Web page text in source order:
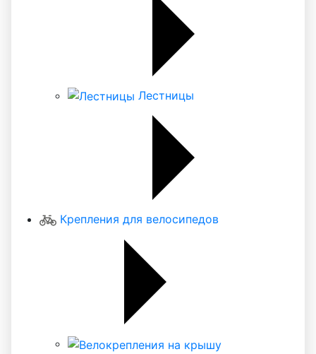
Лестницы
Крепления для велосипедов